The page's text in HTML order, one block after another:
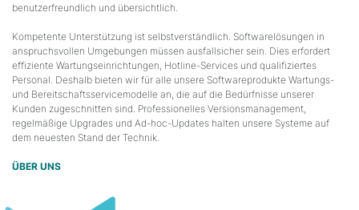
benutzerfreundlich und übersichtlich.
Kompetente Unterstützung ist selbstverständlich. Softwarelösungen in
anspruchsvollen Umgebungen müssen ausfallsicher sein. Dies erfordert
effiziente Wartungseinrichtungen, Hotline-Services und qualifiziertes
Personal. Deshalb bieten wir für alle unsere Softwareprodukte Wartungs-
und Bereitschaftsservicemodelle an, die auf die Bedürfnisse unserer
Kunden zugeschnitten sind. Professionelles Versionsmanagement,
regelmäßige Upgrades und Ad-hoc-Updates halten unsere Systeme auf
dem neuesten Stand der Technik.
ÜBER UNS